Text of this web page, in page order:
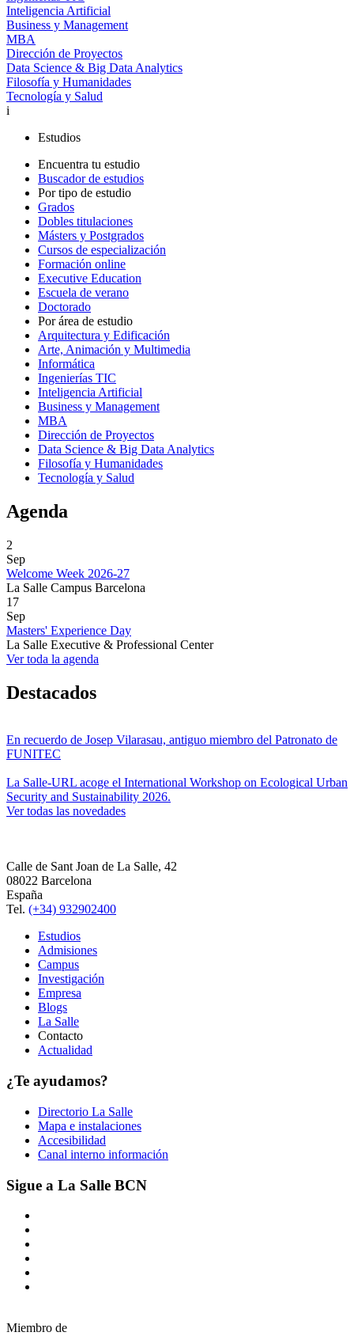
Inteligencia Artificial
Business y Management
MBA
Dirección de Proyectos
Data Science & Big Data Analytics
Filosofía y Humanidades
Tecnología y Salud
i
Estudios
Encuentra tu estudio
Buscador de estudios
Por tipo de estudio
Grados
Dobles titulaciones
Másters y Postgrados
Cursos de especialización
Formación online
Executive Education
Escuela de verano
Doctorado
Por área de estudio
Arquitectura y Edificación
Arte, Animación y Multimedia
Informática
Ingenierías TIC
Inteligencia Artificial
Business y Management
MBA
Dirección de Proyectos
Data Science & Big Data Analytics
Filosofía y Humanidades
Tecnología y Salud
Agenda
2
Sep
Welcome Week 2026-27
La Salle Campus Barcelona
17
Sep
Masters' Experience Day
La Salle Executive & Professional Center
Ver toda la agenda
Destacados
En recuerdo de Josep Vilarasau, antiguo miembro del Patronato de
FUNITEC
La Salle-URL acoge el International Workshop on Ecological Urban
Security and Sustainability 2026.
Ver todas las novedades
Calle de Sant Joan de La Salle, 42
08022 Barcelona
España
Tel. (+34) 932902400
Estudios
Admisiones
Campus
Investigación
Empresa
Blogs
La Salle
Contacto
Actualidad
¿Te ayudamos?
Directorio La Salle
Mapa e instalaciones
Accesibilidad
Canal interno información
Sigue a La Salle BCN
Miembro de